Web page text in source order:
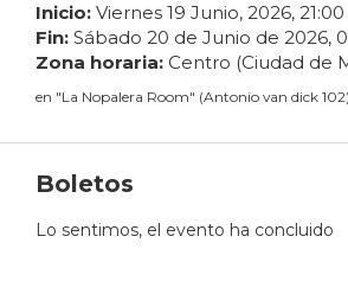
Inicio: Viernes 19 Junio, 2026, 21:00
Fin: Sábado 20 de Junio de 2026,
Zona horaria: Centro (Ciudad de
en "La Nopalera Room" (Antonio van dick 102)
Boletos
Lo sentimos, el evento ha concluido